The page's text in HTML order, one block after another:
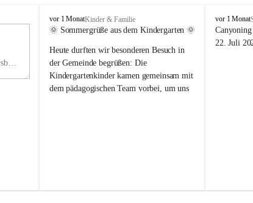
VHauptstraße 36, 6836 Viktorsberg, AUT
V
i
t
o
r
s
vor 1 MonatKinder & Familie
🌞 Sommergrüße aus dem Kindergarten 🌞
Heute durften wir besonderen Besuch in
der Gemeinde begrüßen: Die
Kindergartenkinder kamen gemeinsam mit
dem pädagogischen Team vorbei, um uns
V
i
k
vor 1 Monat
22. Juli